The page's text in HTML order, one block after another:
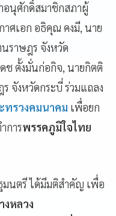
อนุศักดิ์สมาชิกสภาผู้
าศเอก อธิคุณ คงมี, นาย
ราษฎร จังหวัด
ช ตั้งมั่นก่อกิจ, นายกิตติ
จังหวัดกระบี่ ร่วมแถลง
ทรวงคมนาคม เพื่อยก
การพรรคภูมิใจไทย
นตรี ได้มีมติสำคัญ เพื่อ
งหลวง